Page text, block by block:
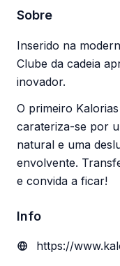
Sobre
Inserido na
Clube da cadeia
inovador.
O primeiro
carateriza-se por
natural e uma
envolvente.
e convida a ficar!
Info
https://